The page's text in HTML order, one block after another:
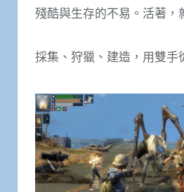
殘酷與生存的不易。活著，
採集、狩獵、建造，用雙手